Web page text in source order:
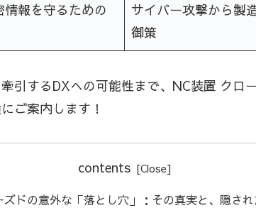
報を守るための
サイバー攻撃から製
御策
引するDXへの可能性まで、NC装置 ク
ご案内します！
contents
ドの意外な「落とし穴」：その真実と、隠さ